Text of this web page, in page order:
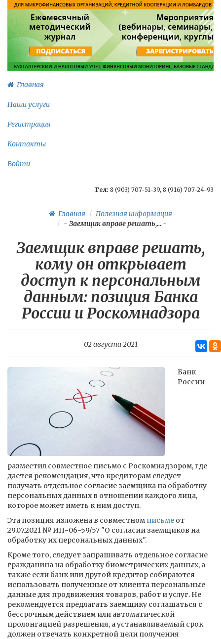
Главная
Наши услуги
Регистрация
Контакты
Войти
Тел: 8 (903) 707-51-39, 8 (916) 707-24-93
Главная
Полезная информация
- Заемщик вправе решать,...-
Заемщик вправе решать,
кому он открывает
доступ к персональным
данным: позиция Банка
России и Роскомнадзора
02 августа 2021
Банк
России
разместил совместное письмо с Роскомнадзором, где
дается рекомендация, что кредиторам следует
получать отдельное согласие заемщика на обработку
персональных данных в отношении каждого лица,
которое может иметь к ним доступ.
Эта позиция изложена в совместном письме от
29.07.2021 № ИН-06-59/57 "О согласии заемщиков на
обработку их персональных данных".
Кроме того, следует запрашивать отдельное согласие
гражданина на обработку биометрических данных, а
также если банк или другой кредитор собираются
использовать полученные от клиента персональные
данные для продвижения товаров, работ и услуг. Не
рекомендуется предлагать заемщику соглашаться с
бессрочным действием или автоматической
пролонгацией разрешения, а устанавливаемый срок
должен отвечать конкретной цели получения